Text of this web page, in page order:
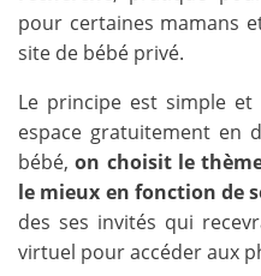
pour certaines mamans
site de bébé privé.
Le principe est simple
espace gratuitement en
bébé,on choisit le
le mieux en fonction de
des ses invités qui
virtuel pour accéder aux